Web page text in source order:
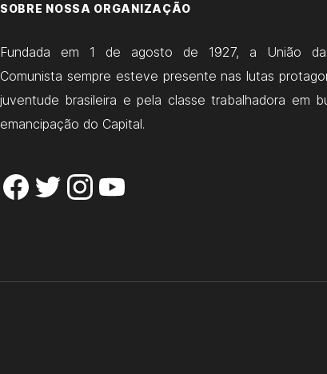
SOBRE NOSSA ORGANIZAÇÃO
Fundada em 1 de agosto de 1927, a União da
Comunista sempre esteve presente nas lutas
juventude brasileira e pela classe trabalhadora em
emancipação do Capital.